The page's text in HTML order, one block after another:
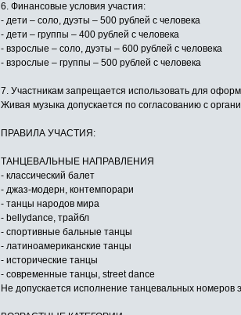
6. Финансовые условия участия:
- дети – соло, дуэты – 500 рублей с человека
- дети – группы – 400 рублей с человека
- взрослые – соло, дуэты – 600 рублей с человека
- взрослые – группы – 500 рублей с человека
7. Участникам запрещается использовать для
Живая музыка допускается по согласованию с
ПРАВИЛА УЧАСТИЯ:
ТАНЦЕВАЛЬНЫЕ НАПРАВЛЕНИЯ
- классический балет
- джаз-модерн, контемпорари
- танцы народов мира
- bellydance, трайбл
- спортивные бальные танцы
- латиноамериканские танцы
- исторические танцы
- современные танцы, street dance
Не допускается исполнение танцевальных